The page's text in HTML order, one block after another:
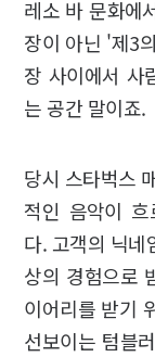
레소 바 문화에
장이 아닌 '제3
장 사이에서 사
는 공간 말이죠.
당시 스타벅스
적인 음악이 흐
다. 고객의 닉네
상의 경험으로
이어리를 받기
선보이는 텀블